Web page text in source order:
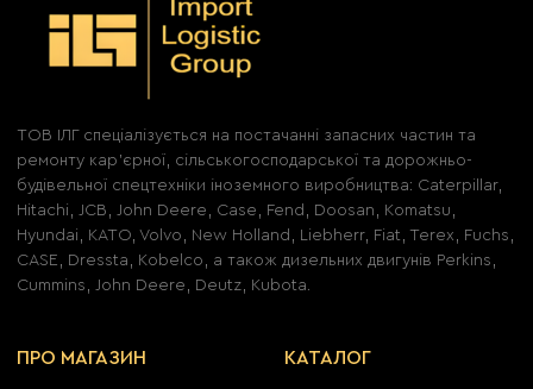
ТОВ ІЛГ спеціалізується на постачанні запасних частин та
ремонту кар'єрної, сільськогосподарської та дорожньо-
будівельної спецтехніки іноземного виробництва: Caterpillar,
Hitachi, JCB, John Deere, Case, Fend, Doosan, Komatsu,
Hyundai, KATO, Volvo, New Holland, Liebherr, Fiat, Terex, Fuchs,
CASE, Dressta, Kobelco, а також дизельних двигунів Perkins,
Cummins, John Deere, Deutz, Kubota.
ПРО МАГАЗИН КАТАЛОГ